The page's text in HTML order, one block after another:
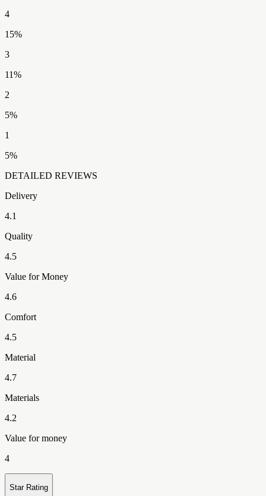
4
15%
3
11%
2
5%
1
5%
DETAILED REVIEWS
Delivery
4.1
Quality
4.5
Value for Money
4.6
Comfort
4.5
Material
4.7
Materials
4.2
Value for money
4
Star Rating